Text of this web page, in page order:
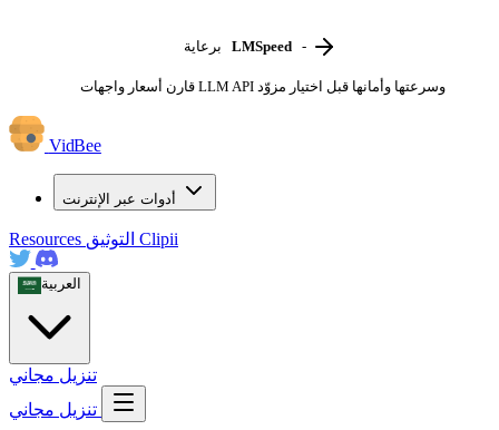
برعاية LMSpeed -
قارن أسعار واجهات LLM API وسرعتها وأمانها قبل اختيار مزوّد
VidBee
أدوات عبر الإنترنت
Resources Clipii
العربية
تنزيل مجاني